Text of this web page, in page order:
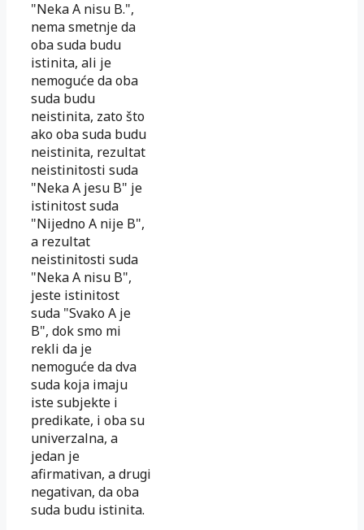
"Neka A nisu B.",
nema smetnje da
oba suda budu
istinita, ali je
nemoguće da oba
suda budu
neistinita, zato što
ako oba suda budu
neistinita, rezultat
neistinitosti suda
"Neka A jesu B" je
istinitost suda
"Nijedno A nije B",
a rezultat
neistinitosti suda
"Neka A nisu B",
jeste istinitost
suda "Svako A je
B", dok smo mi
rekli da je
nemoguće da dva
suda koja imaju
iste subjekte i
predikate, i oba su
univerzalna, a
jedan je
afirmativan, a drugi
negativan, da oba
suda budu istinita.